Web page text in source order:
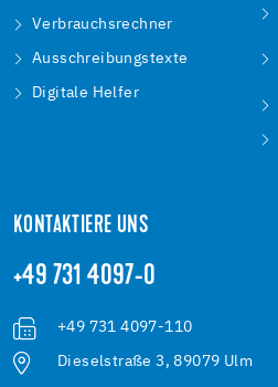
Verbrauchsrechner
Ausschreibungstexte
Digitale Helfer
KONTAKTIERE UNS
+49 731 4097-0
+49 731 4097-110
Dieselstraße 3, 89079 Ulm